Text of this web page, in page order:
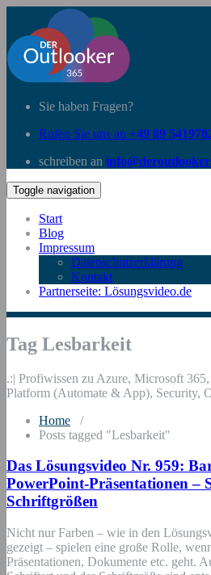
Sie haben Fragen?
Rufen Sie uns an +49 89
schreiben an
Toggle navigation
Start
Blog
Impressum
Datenschutzerklärung
Kontakt
Partnerseite: Lösungsvideo.de
Tag Lesbarkeit
.:| Profiwissen zu Azure, Microsoft
Platform (Automate & App), Security,
Home /
Posts tagged "Lesbarkeit"
Das Lösungsvideo Nr. 959:
PowerPoint-Präsentationen –
Schriftgrößen
Nicht nur Farben – wie in den
gezeigt – spielen eine große Rolle,
Präsentationen, Dokumente etc. geht.